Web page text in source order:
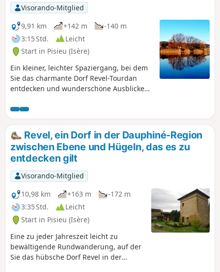
Visorando-Mitglied
9,91 km
+142 m
-140 m
3:15 Std.
Leicht
Start in Pisieu (Isère)
Ein kleiner, leichter Spaziergang, bei dem
Sie das charmante Dorf Revel-Tourdan
entdecken und wunderschöne Ausblicke
Revel, ein Dorf in der Dauphiné-Region
zwischen Ebene und Hügeln, das es zu
entdecken gilt
Visorando-Mitglied
10,98 km
+163 m
-172 m
3:35 Std.
Leicht
Start in Pisieu (Isère)
Eine zu jeder Jahreszeit leicht zu
bewältigende Rundwanderung, auf der
Sie das hübsche Dorf Revel in der